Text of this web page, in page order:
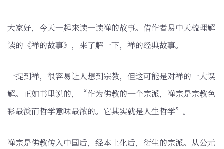
大家好，今天一起来读一读禅的故事。借作者易中天梳理解
读的《禅的故事》，来了解一下，禅的经典故事。
一提到禅，很容易让人想到宗教，但这可能是对禅的一大误
解。正如书里说的，“作为佛教的一个宗派，禅宗是宗教色
彩最淡而哲学意味最浓的。它其实就是人生哲学”。
禅宗是佛教传入中国后，经本土化后，衍生的宗派。从公元